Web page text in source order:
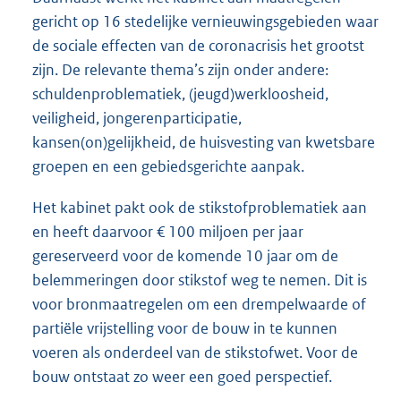
gericht op 16 stedelijke vernieuwingsgebieden waar
de sociale effecten van de coronacrisis het grootst
zijn. De relevante thema’s zijn onder andere:
schuldenproblematiek, (jeugd)werkloosheid,
veiligheid, jongerenparticipatie,
kansen(on)gelijkheid, de huisvesting van kwetsbare
groepen en een gebiedsgerichte aanpak.
Het kabinet pakt ook de stikstofproblematiek aan
en heeft daarvoor € 100 miljoen per jaar
gereserveerd voor de komende 10 jaar om de
belemmeringen door stikstof weg te nemen. Dit is
voor bronmaatregelen om een drempelwaarde of
partiële vrijstelling voor de bouw in te kunnen
voeren als onderdeel van de stikstofwet. Voor de
bouw ontstaat zo weer een goed perspectief.